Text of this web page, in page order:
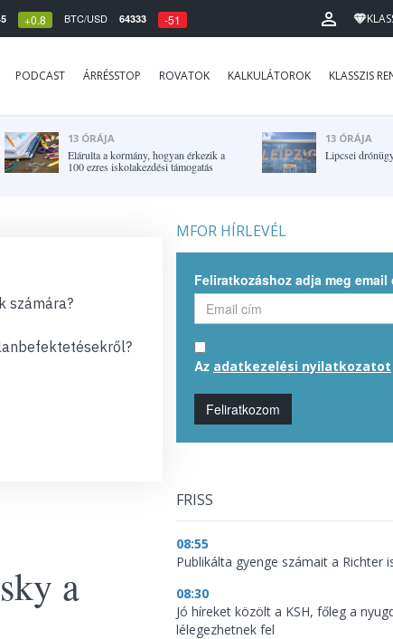
+0.8 BTC/USD 64333 -51
PODCAST ÁRRÉSSTOP ROVATOK KALKULÁTOROK KLASSZIS
13 ÓRÁJA
Elárulta a kormány, hogyan érkezik a
100 ezres iskolakezdési támogatás
13 ÓRÁJA
Lipcsei
számára?
a
MFOR HÍRLEVÉL
Feliratkozáshoz adja meg email
Az adatkezelési nyilatkozatot
Feliratkozom
FRISS
08:55
Publikálta gyenge számait a Richter
08:30
Jó híreket közölt a KSH, főleg a
lélegezhetnek fel